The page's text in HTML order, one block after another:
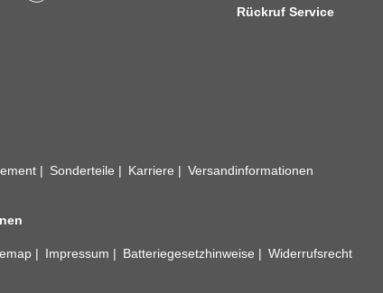
Rückruf Service
Sonderteile Karriere Versandinformationen
Impressum Batteriegesetzhinweise Widerrufsrecht